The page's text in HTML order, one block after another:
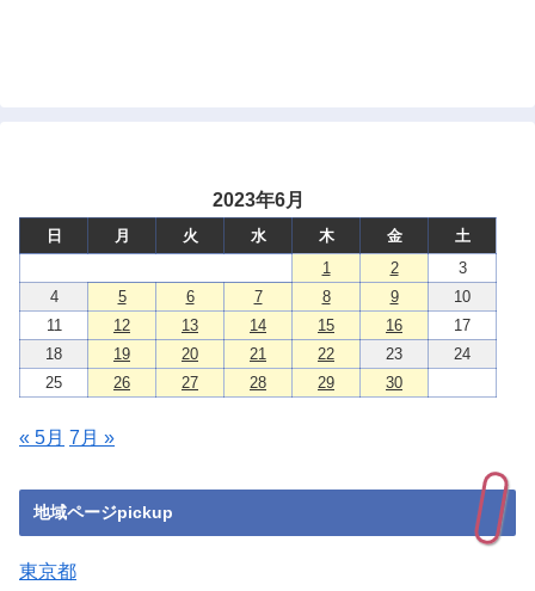
2023年6月
日 月 火 水 木 金
土
1
2
3
4
5 6 7 8 9
10
11
12 13 14 15 16
17
18
19 20 21 22 23
24
25
26 27 28 29 30
« 5月 7月 »
地域ページpickup
東京都